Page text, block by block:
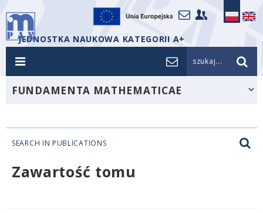
JEDNOSTKA NAUKOWA KATEGORII A+
szukaj...
FUNDAMENTA MATHEMATICAE
SEARCH IN PUBLICATIONS
Zawartość tomu